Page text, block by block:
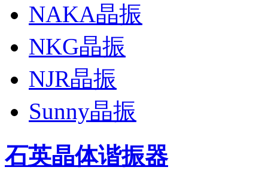
NAKA晶振
NKG晶振
NJR晶振
Sunny晶振
石英晶体谐振器